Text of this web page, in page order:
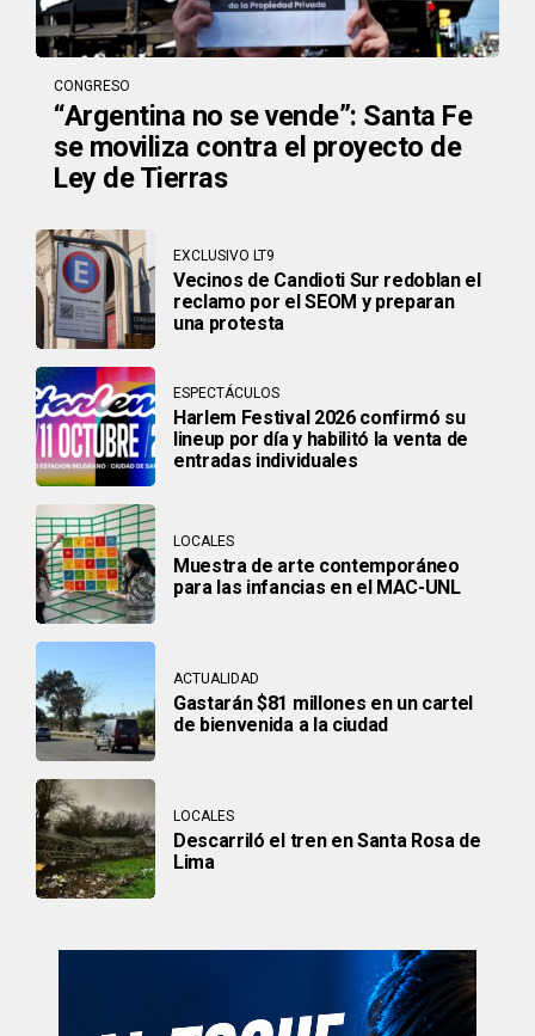
CONGRESO
“Argentina no se vende”: Santa Fe
se moviliza contra el proyecto de
Ley de Tierras
EXCLUSIVO LT9
Vecinos de Candioti Sur redoblan el
reclamo por el SEOM y preparan
una protesta
ESPECTÁCULOS
Harlem Festival 2026 confirmó su
lineup por día y habilitó la venta de
entradas individuales
LOCALES
Muestra de arte contemporáneo
para las infancias en el MAC-UNL
ACTUALIDAD
Gastarán $81 millones en un cartel
de bienvenida a la ciudad
LOCALES
Descarriló el tren en Santa Rosa de
Lima